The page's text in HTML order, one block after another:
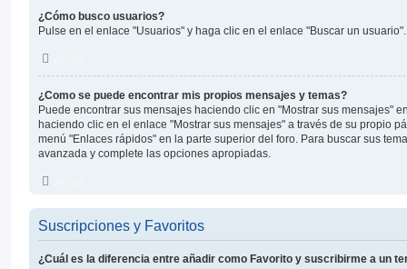
¿Cómo busco usuarios?
Pulse en el enlace "Usuarios" y haga clic en el enlace "Buscar un usuario".
¿Como se puede encontrar mis propios mensajes y temas?
Puede encontrar sus mensajes haciendo clic en "Mostrar sus mensajes"
haciendo clic en el enlace "Mostrar sus mensajes" a través de su propio
menú "Enlaces rápidos" en la parte superior del foro. Para buscar sus
avanzada y complete las opciones apropiadas.
Suscripciones y Favoritos
¿Cuál es la diferencia entre añadir como Favorito y suscribirme a un